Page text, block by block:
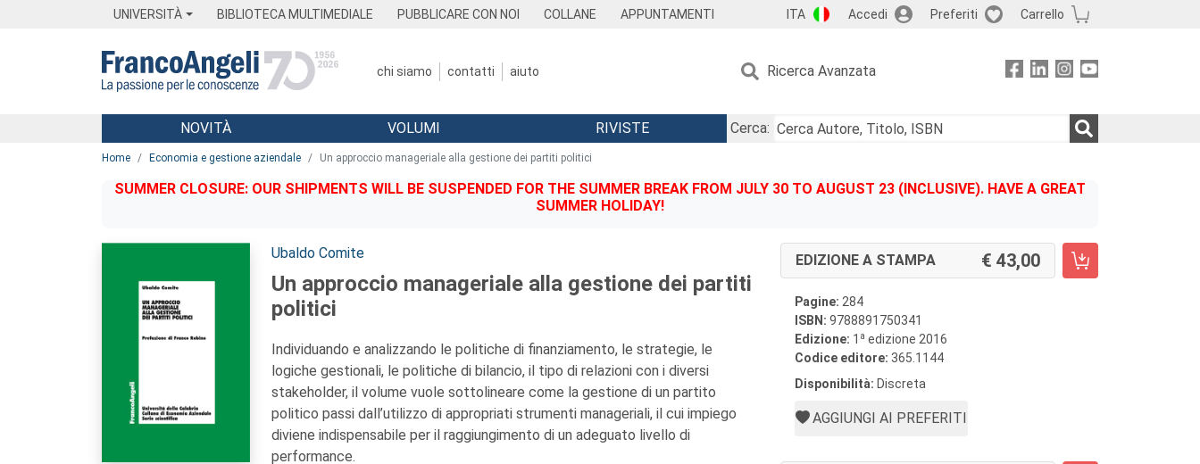
UNIVERSITÀ BIBLIOTECA MULTIMEDIALE PUBBLICARE CON NOI COLLANE APPUNTAMENTI ITA Accedi Preferiti Carrello
chi siamo contatti aiuto Ricerca Avanzata
Menu
NOVITÀ VOLUMI RIVISTE
Cerca:
Home Economia e gestione aziendale Un approccio manageriale alla gestione dei partiti politici
SUMMER CLOSURE: OUR SHIPMENTS WILL BE SUSPENDED FOR THE SUMMER BREAK FROM JULY 30 TO AUGUST 23 (INCLUSIVE). HAVE A GREAT
SUMMER HOLIDAY!
Autori:
Ubaldo Comite
Un approccio manageriale alla gestione dei partiti
politici
Individuando e analizzando le politiche di finanziamento, le strategie, le
logiche gestionali, le politiche di bilancio, il tipo di relazioni con i diversi
stakeholder, il volume vuole sottolineare come la gestione di un partito
politico passi dall’utilizzo di appropriati strumenti manageriali, il cui impiego
diviene indispensabile per il raggiungimento di un adeguato livello di
performance.
EDIZIONE A STAMPA 43,00
Pagine: 284
ISBN: 9788891750341
Edizione: 1 a edizione 2016
Codice editore: 365.1144
Disponibilità: Discreta
AGGIUNGI AI PREFERITI